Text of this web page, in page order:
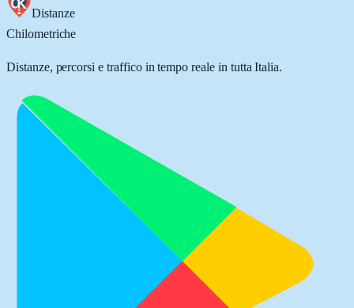
Distanze
Chilometriche
Distanze, percorsi e traffico in tempo reale in tutta Italia.